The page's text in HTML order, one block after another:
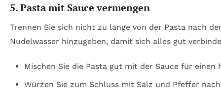
5. Pasta mit Sauce vermengen
Trennen Sie sich nicht zu lange von der Pasta nach
Nudelwasser hinzugeben, damit sich alles gut
Mischen Sie die Pasta gut mit der Sauce für einen
Würzen Sie zum Schluss mit Salz und Pfeffer